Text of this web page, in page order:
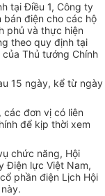
tại Điều 1, Công ty
bán điện cho các hộ
phủ và thực hiện
theo quy định tại
Thủ tướng Chính
15 ngày, kể từ ngày
các đơn vị có liên
để kịp thời xem
chức năng, Hội
Điện lực Việt Nam,
phần điện Lịch Hội